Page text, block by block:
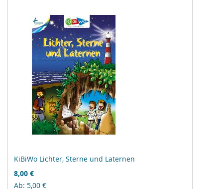
KiBiWo Lichter, Sterne und Laternen
8,00 €
Ab 5,00 €